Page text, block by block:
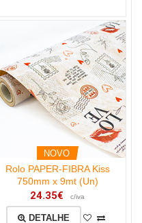
NOVO
Rolo PAPER-FIBRA Kiss
750mm x 9mt (Un)
24.35€ c/iva
DETALHE